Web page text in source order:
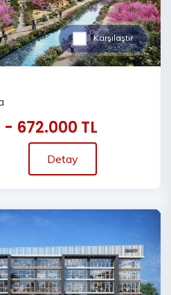
Karşılaştır
672.000 TL
Detay